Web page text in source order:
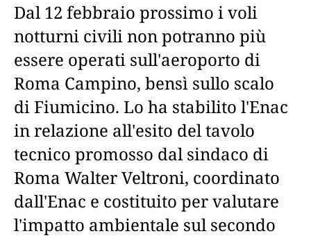
Dal 12 febbraio prossimo i voli
notturni civili non potranno più
essere operati sull'aeroporto di
Roma Campino, bensì sullo scalo
di Fiumicino. Lo ha stabilito l'Enac
in relazione all'esito del tavolo
tecnico promosso dal sindaco di
Roma Walter Veltroni, coordinato
dall'Enac e costituito per valutare
l'impatto ambientale sul secondo